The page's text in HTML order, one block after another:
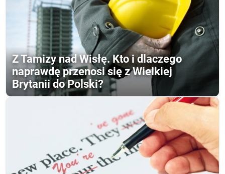
Z Tamizy nad Wisłę. Kto i dlaczego
naprawdę przenosi się z Wielkiej
Brytanii do Polski?